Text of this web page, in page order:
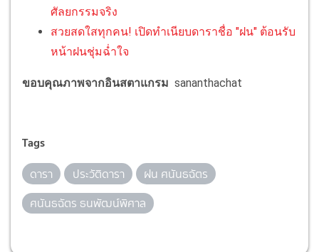
ศัลยกรรมจริง
สวยสดใสทุกคน! เปิดทำเนียบดาราชื่อ "ฝน" ต้อนรับ
หน้าฝนชุ่มฉ่ำใจ
ขอบคุณภาพจากอินสตาแกรม sananthachat
Tags
ดารา ประวัติดารา
ฝน ศนันธฉัตร
ศนันธฉัตร ธนพัฒน์พิศาล